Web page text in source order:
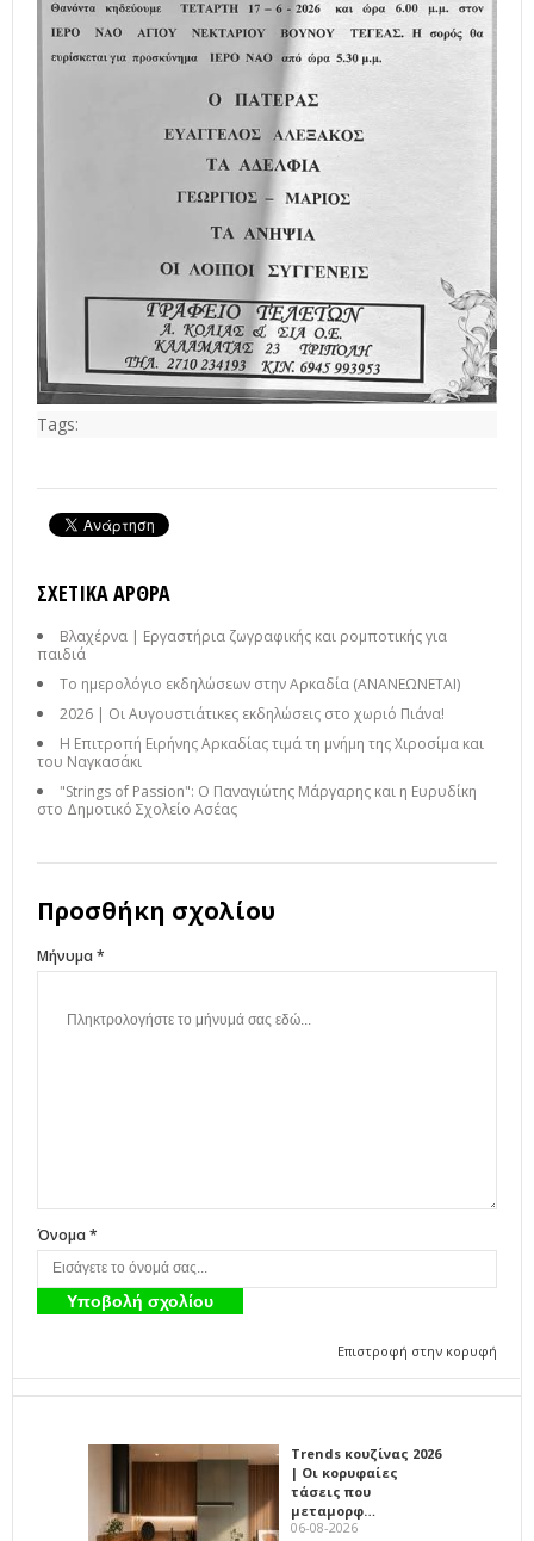
Tags:
ΣΧΕΤΙΚΆ ΆΡΘΡΑ
Βλαχέρνα | Εργαστήρια ζωγραφικής και ρομποτικής για
παιδιά
Το ημερολόγιο εκδηλώσεων στην Αρκαδία (ΑΝΑΝΕΩΝΕΤΑΙ)
2026 | Οι Αυγουστιάτικες εκδηλώσεις στο χωριό Πιάνα!
Η Επιτροπή Ειρήνης Αρκαδίας τιμά τη μνήμη της Χιροσίμα και
του Ναγκασάκι
"Strings of Passion": Ο Παναγιώτης Μάργαρης και η Ευρυδίκη
στο Δημοτικό Σχολείο Ασέας
Προσθήκη σχολίου
Μήνυμα *
Όνομα *
Επιστροφή στην κορυφή
Trends κουζίνας 2026
| Οι κορυφαίες
τάσεις που
μεταμορφ…
06-08-2026